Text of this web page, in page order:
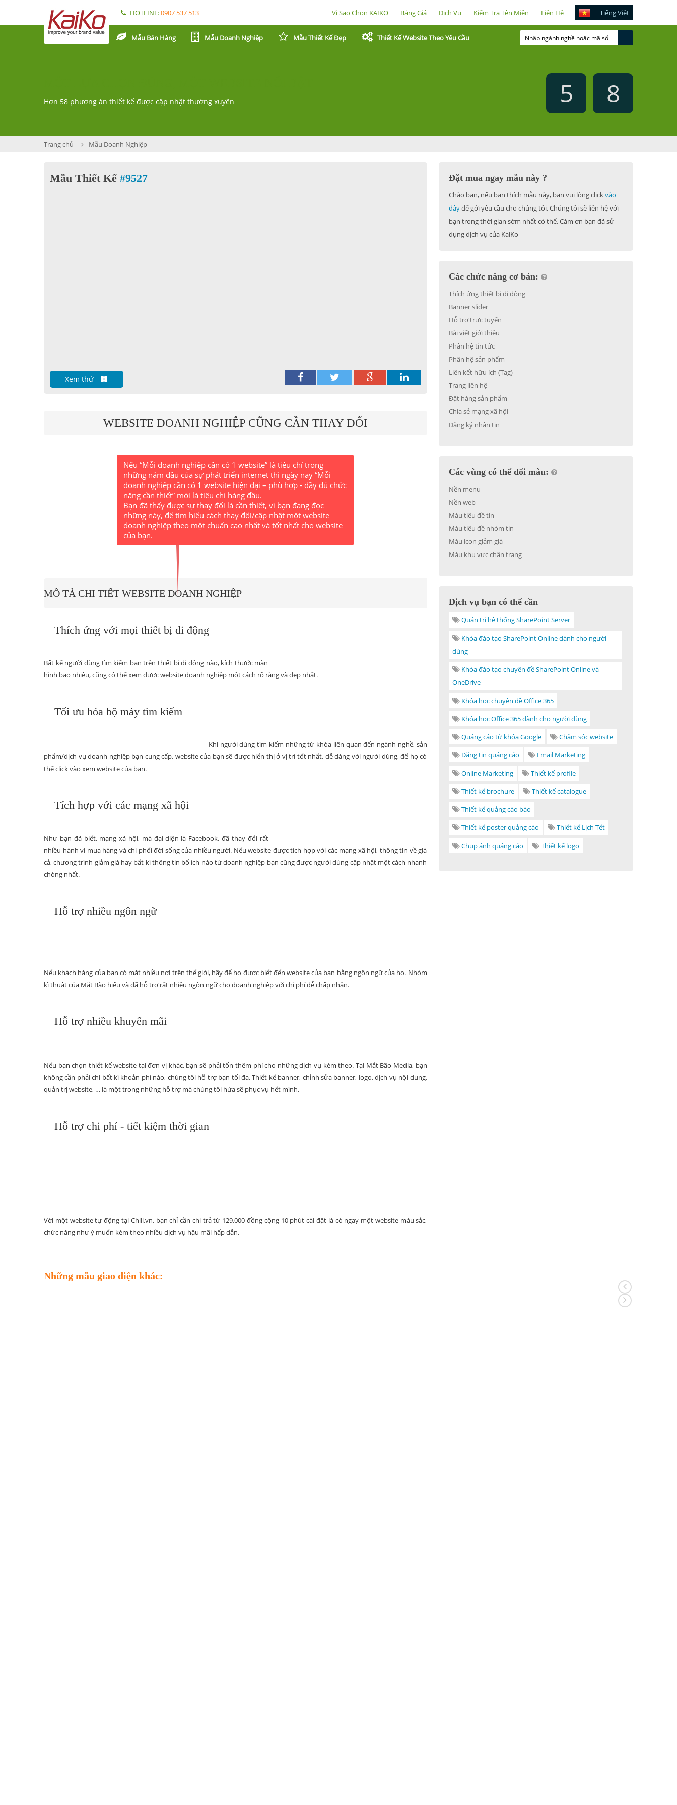
HOTLINE:0907 537 513 Vì Sao Chọn KAIKO Bảng Giá Dịch Vụ Kiểm Tra Tên Miền Liên Hệ Tiếng Việt
Mẫu Bán Hàng Mẫu Doanh Nghiệp Mẫu Thiết Kế Đẹp Thiết Kế Website Theo Yêu Cầu
Hơn 58 phương án thiết kế được cập nhật thường xuyên 5 8
Trang chủ Mẫu Doanh Nghiệp
Mẫu Thiết Kế #9527
Xem thử
WEBSITE DOANH NGHIỆP CŨNG CẦN THAY ĐỔI
Nếu “Mỗi doanh nghiệp cần có 1 website” là tiêu chí trong
những năm đầu của sự phát triển internet thì ngày nay “Mỗi
doanh nghiệp cần có 1 website hiện đại – phù hợp - đầy đủ chức
năng cần thiết” mới là tiêu chí hàng đầu.
Bạn đã thấy được sự thay đổi là cần thiết, vì bạn đang đọc
những này, để tìm hiểu cách thay đổi/cập nhật một website
doanh nghiệp theo một chuẩn cao nhất và tốt nhất cho website
của bạn.
MÔ TẢ CHI TIẾT WEBSITE DOANH NGHIỆP
Thích ứng với mọi thiết bị di động
Bất kể người dùng tìm kiếm bạn trên thiết bi di động nào, kích thước màn
hình bao nhiêu, cũng có thể xem được website doanh nghiệp một cách rõ ràng và đẹp nhất.
Tối ưu hóa bộ máy tìm kiếm
Khi người dùng tìm kiếm những từ khóa liên quan đến ngành nghề, sản
phẩm/dịch vụ doanh nghiệp bạn cung cấp, website của bạn sẽ được hiển thị ở vị trí tốt nhất, dễ dàng với người dùng, để họ có
thể click vào xem website của bạn.
Tích hợp với các mạng xã hội
Như bạn đã biết, mạng xã hội, mà đại diện là Facebook, đã thay đổi rất
nhiều hành vi mua hàng và chi phối đời sống của nhiều người. Nếu website được tích hợp với các mạng xã hội, thông tin về giá
cả, chương trình giảm giá hay bất kì thông tin bổ ích nào từ doanh nghiệp bạn cũng được người dùng cập nhật một cách nhanh
chóng nhất.
Hỗ trợ nhiều ngôn ngữ
Nếu khách hàng của bạn có mặt nhiều nơi trên thế giới, hãy để họ được biết đến website của bạn bằng ngôn ngữ của họ. Nhóm
kĩ thuật của Mắt Bão hiểu và đã hỗ trợ rất nhiều ngôn ngữ cho doanh nghiệp với chi phí dễ chấp nhận.
Hỗ trợ nhiều khuyến mãi
Nếu bạn chọn thiết kế website tại đơn vị khác, bạn sẽ phải tốn thêm phí cho những dịch vụ kèm theo. Tại Mắt Bão Media, bạn
không cần phải chi bất kì khoản phí nào, chúng tôi hỗ trợ bạn tối đa. Thiết kế banner, chỉnh sửa banner, logo, dịch vụ nội dung,
quản trị website, … là một trong những hỗ trợ mà chúng tôi hứa sẽ phục vụ hết mình.
Hỗ trợ chi phí - tiết kiệm thời gian
Với một website tự động tại Chili.vn, bạn chỉ cần chi trả từ 129,000 đồng cộng 10 phút cài đặt là có ngay một website màu sắc,
chức năng như ý muốn kèm theo nhiều dịch vụ hậu mãi hấp dẫn.
Đặt mua ngay mẫu này ?
Chào bạn, nếu bạn thích mẫu này, bạn vui lòng clickvào
đâyđể gởi yêu cầu cho chúng tôi. Chúng tôi sẽ liên hệ với
bạn trong thời gian sớm nhất có thể. Cám ơn bạn đã sử
dụng dịch vụ của KaiKo
Các chức năng cơ bản:
Thích ứng thiết bị di động
Banner slider
Hỗ trợ trực tuyến
Bài viết giới thiệu
Phân hệ tin tức
Phân hệ sản phẩm
Liên kết hữu ích (Tag)
Trang liên hệ
Đặt hàng sản phẩm
Chia sẻ mạng xã hội
Đăng ký nhận tin
Các vùng có thể đổi màu:
Nền menu
Nền web
Màu tiêu đề tin
Màu tiêu đề nhóm tin
Màu icon giảm giá
Màu khu vực chân trang
Dịch vụ bạn có thể cần
Quản trị hệ thống SharePoint Server
Khóa đào tạo SharePoint Online dành cho người
dùng
Khóa đào tạo chuyên đề SharePoint Online và
OneDrive
Khóa học chuyên đề Office 365
Khóa học Office 365 dành cho người dùng
Quảng cáo từ khóa Google
Chăm sóc website
Đăng tin quảng cáo
Email Marketing
Online Marketing
Thiết kế profile
Thiết kế brochure
Thiết kế catalogue
Thiết kế quảng cáo báo
Thiết kế poster quảng cáo
Thiết kế Lịch Tết
Chụp ảnh quảng cáo
Thiết kế logo
Những mẫu giao diện khác: